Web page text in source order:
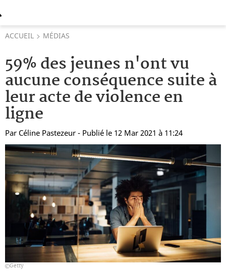
ACCUEIL MÉDIAS
59% des jeunes n'ont vu
aucune conséquence suite à
leur acte de violence en
ligne
Par Céline Pastezeur - Publié le 12 Mar 2021 à 11:24
Getty